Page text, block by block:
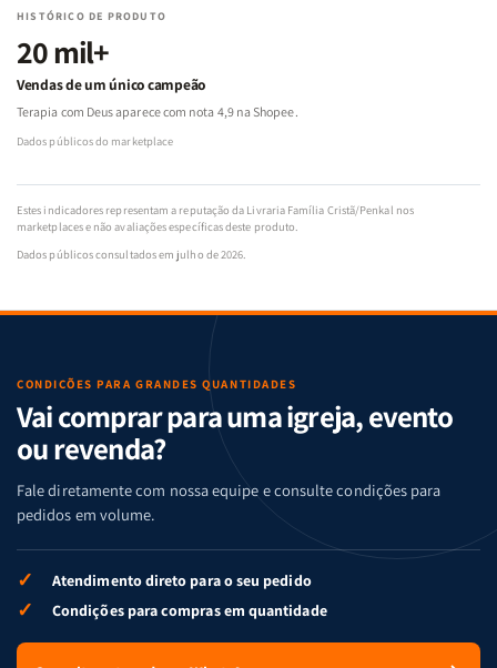
HISTÓRICO DE PRODUTO
20 mil+
Vendas de um único campeão
Terapia com Deus aparece com nota 4,9 na Shopee.
Dados públicos do marketplace
Estes indicadores representam a reputação da Livraria Família Cristã/Penkal nos
marketplaces e não avaliações específicas deste produto.
Dados públicos consultados em julho de 2026.
CONDIÇÕES PARA GRANDES QUANTIDADES
Vai comprar para uma igreja, evento
ou revenda?
Fale diretamente com nossa equipe e consulte condições para
pedidos em volume.
✓ Atendimento direto para o seu pedido
✓ Condições para compras em quantidade